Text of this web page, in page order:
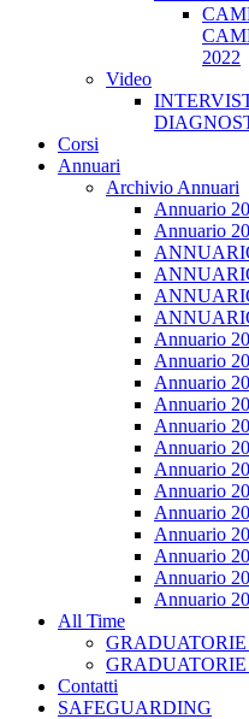
2022
Video
Corsi
Annuari
Archivio Annuari
Annuario
Annuario
Annuario
Annuario
Annuario
Annuario
Annuario
Annuario
Annuario
Annuario
Annuario
Annuario
Annuario
Annuario
Annuario
All Time
Contatti
SAFEGUARDING